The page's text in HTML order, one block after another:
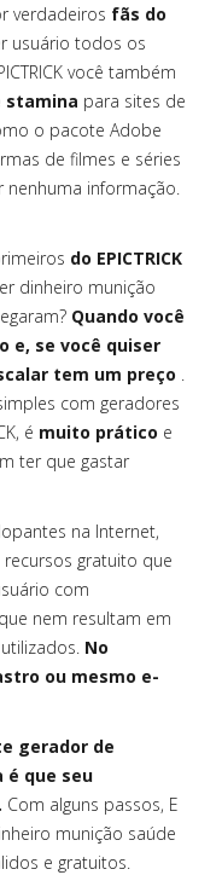
verdadeiros fãs do
usuário todos os
você também
stamina para sites de
o pacote Adobe
de filmes e séries
nenhuma informação.
do EPICTRICK
dinheiro munição
Quando você
e, se você quiser
tem um preço .
com geradores
é muito prático e
ter que gastar
na Internet,
gratuito que
com
nem resultam em
No
ou mesmo e-
gerador de
é que seu
Com alguns passos, E
munição saúde
e gratuitos.